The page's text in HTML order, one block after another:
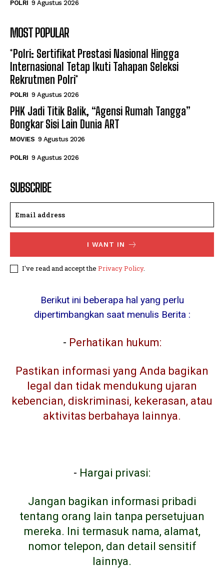
POLRI 9 Agustus 2026
MOST POPULAR
*Polri: Sertifikat Prestasi Nasional Hingga
Internasional Tetap Ikuti Tahapan Seleksi
Rekrutmen Polri*
POLRI 9 Agustus 2026
PHK Jadi Titik Balik, “Agensi Rumah Tangga”
Bongkar Sisi Lain Dunia ART
MOVIES 9 Agustus 2026
POLRI 9 Agustus 2026
SUBSCRIBE
I WANT IN
I've read and accept the Privacy Policy.
Berikut ini beberapa hal yang perlu
dipertimbangkan saat menulis Berita :
- Perhatikan hukum:
Pastikan informasi yang Anda bagikan
legal dan tidak mendukung ujaran
kebencian, diskriminasi, kekerasan, atau
aktivitas berbahaya lainnya.
- Hargai privasi:
Jangan bagikan informasi pribadi
tentang orang lain tanpa persetujuan
mereka. Ini termasuk nama, alamat,
nomor telepon, dan detail sensitif
lainnya.